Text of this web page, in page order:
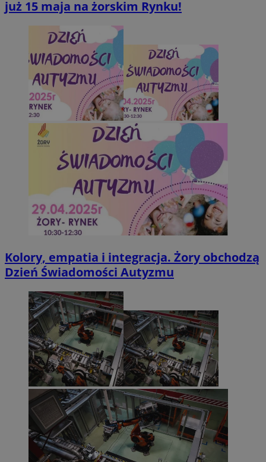
już 15 maja na żorskim Rynku!
Kolory, empatia i integracja. Żory obchodzą
Dzień Świadomości Autyzmu